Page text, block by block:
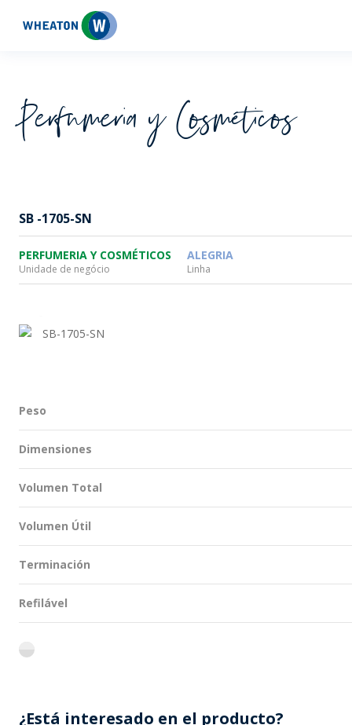
Wheaton
Perfumeria y Cosméticos
SB -1705-SN
PERFUMERIA Y COSMÉTICOS
Unidade de negócio
ALEGRIA
Linha
Peso
Dimensiones
Volumen Total
Volumen Útil
Terminación
Refilável